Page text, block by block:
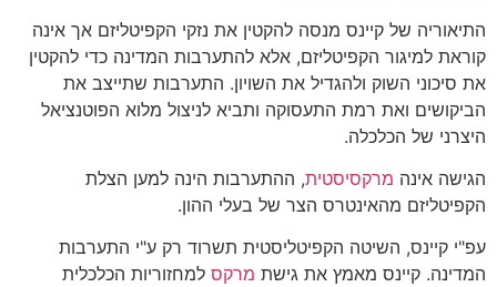
התיאוריה של קיינס מנסה להקטין את נזקי הקפיטליזם אך אינה
קוראת למיגור הקפיטליזם, אלא להתערבות המדינה כדי להקטין
את סיכוני השוק ולהגדיל את השויון. התערבות שתייצב את
הביקושים ואת רמת התעסוקה ותביא לניצול מלוא הפוטנציאל
היצרני של הכלכלה.
הגישה אינה מרקסיסטית, ההתערבות הינה למען הצלת
הקפיטליזם מהאינטרס הצר של בעלי ההון.
עפ"י קיינס, השיטה הקפיטליסטית תשרוד רק ע"י התערבות
המדינה. קיינס מאמץ את גישת מרקס למחזוריות הכלכלית